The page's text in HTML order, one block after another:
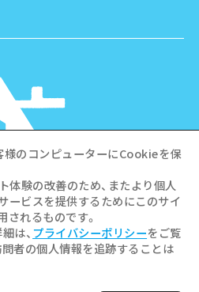
Association /
/ Hiroshima City .
reserved
様のコンピューターにCookieを保
体験の改善のため、またより個人
ービスを提供するためにこのサイ
されるものです。
は、 プライバシーポリシーをご覧
問者の個人情報を追跡することは